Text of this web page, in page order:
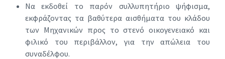
Να εκδοθεί το παρόν συλλυπητήριο ψήφισμα,
εκφράζοντας τα βαθύτερα αισθήματα του κλάδου
των Μηχανικών προς το στενό οικογενειακό και
φιλικό του περιβάλλον, για την απώλεια του
συναδέλφου.